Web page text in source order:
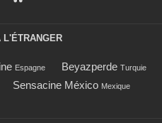
L'ÉTRANGER
Espagne Beyazperde Turquie
Sensacine México Mexique